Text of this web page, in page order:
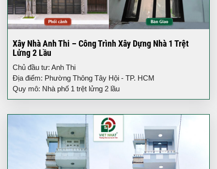
Xây Nhà Anh Thi – Công Trình Xây Dựng Nhà 1 Trệt
Lửng 2 Lầu
Chủ đầu tư: Anh Thi
Địa điểm: Phường Thông Tây Hội - TP. HCM
Quy mô: Nhà phố 1 trệt lửng 2 lầu